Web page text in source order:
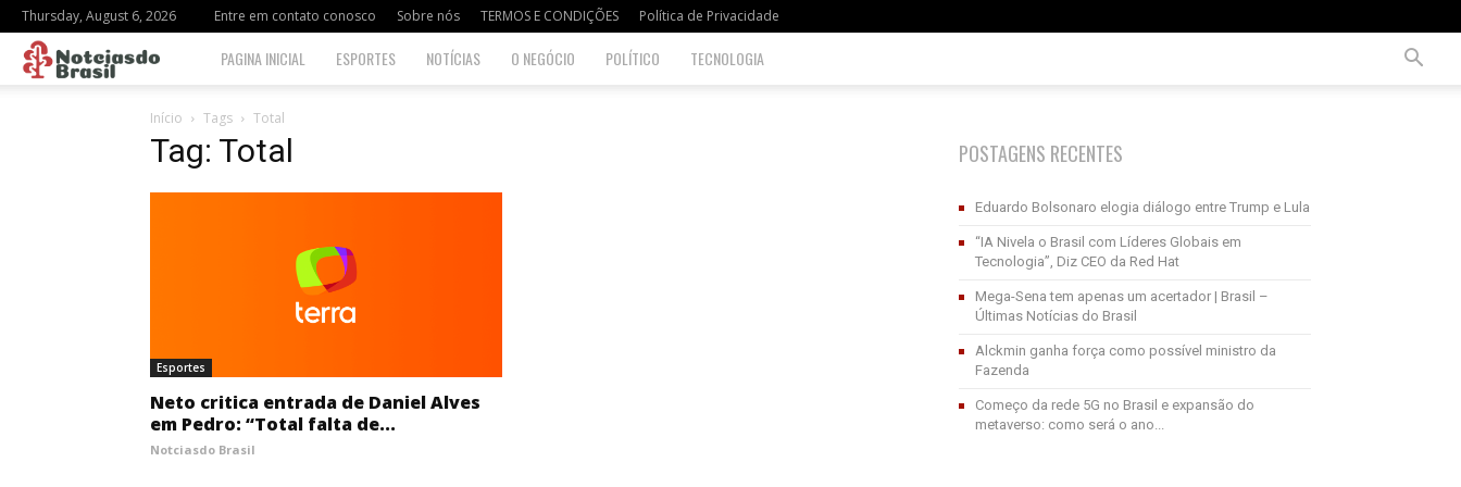
Thursday, August 6, 2026 Entre em contato conosco Sobre nós TERMOS E CONDIÇÕES Política de Privacidade
Notciasdo
Brasil
PAGINA INICIAL ESPORTES NOTÍCIAS O NEGÓCIO POLÍTICO TECNOLOGIA
Início Tags Total
Tag: Total
Esportes
Neto critica entrada de Daniel Alves
em Pedro: “Total falta de...
Notciasdo Brasil
POSTAGENS RECENTES
Eduardo Bolsonaro elogia diálogo entre Trump e Lula
“IA Nivela o Brasil com Líderes Globais em
Tecnologia”, Diz CEO da Red Hat
Mega-Sena tem apenas um acertador | Brasil –
Últimas Notícias do Brasil
Alckmin ganha força como possível ministro da
Fazenda
Começo da rede 5G no Brasil e expansão do
metaverso: como será o ano...